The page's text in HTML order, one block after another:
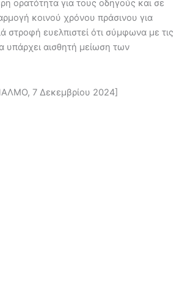
ορατότητα για τους οδηγούς και σε
κοινού χρόνου πράσινου για
στροφή ευελπιστεί ότι σύμφωνα με τις
υπάρχει αισθητή μείωση των
7 Δεκεμβρίου 2024]